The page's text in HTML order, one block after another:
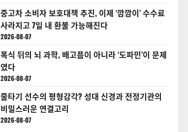
중고차 소비자 보호대책 추진, 이제 ‘깜깜이’ 수수료
사라지고 7일 내 환불 가능해진다
2026-08-07
폭식 뒤의 뇌 과학, 배고픔이 아니라 ‘도파민’이 문제
였다
2026-08-07
줄타기 선수의 평형감각? 성대 신경과 전정기관의
비밀스러운 연결고리
2026-08-07